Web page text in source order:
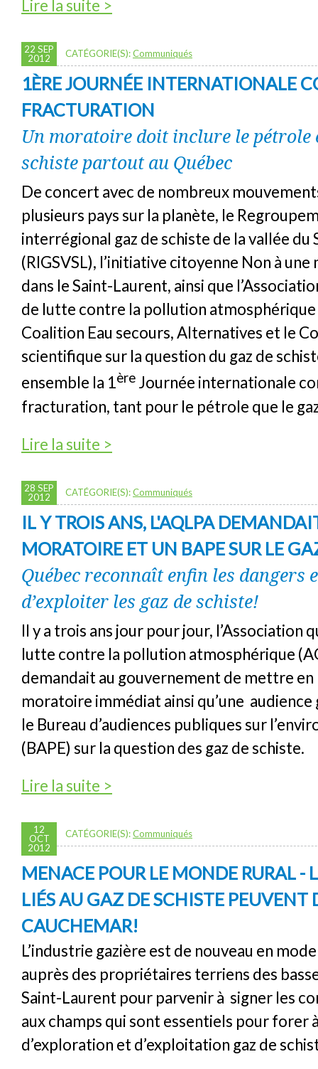
Lire la suite >
22 SEP
2012
CATÉGORIE(S):Communiqués
1ÈRE JOURNÉE INTERNATIONALE
FRACTURATION
Un moratoire doit inclure le pétrole
schiste partout au Québec
De concert avec de nombreux
plusieurs pays sur la planète, le
interrégional gaz de schiste de la vallée du
(RIGSVSL), l’initiative citoyenne Non à une
dans le Saint-Laurent, ainsi que
de lutte contre la pollution atmosphérique
Coalition Eau secours, Alternatives et le
scientifique sur la question du gaz de
ensemble la 1ère Journée internationale
fracturation, tant pour le pétrole que le
Lire la suite >
28 SEP
2012
CATÉGORIE(S):Communiqués
IL Y TROIS ANS, L'AQLPA
MORATOIRE ET UN BAPE SUR LE
Québec reconnaît enfin les dangers
d’exploiter les gaz de schiste!
Il y a trois ans jour pour jour, l’Association
lutte contre la pollution atmosphérique
demandait au gouvernement de mettre en
moratoire immédiat ainsi qu’une
le Bureau d’audiences publiques sur
(BAPE) sur la question des gaz de schiste.
Lire la suite >
12
OCT
2012
CATÉGORIE(S):Communiqués
MENACE POUR LE MONDE RURAL -
LIÉS AU GAZ DE SCHISTE PEUVENT
CAUCHEMAR!
L’industrie gazière est de nouveau en
auprès des propriétaires terriens des
Saint-Laurent pour parvenir à signer les
aux champs qui sont essentiels pour forer
d’exploration et d’exploitation gaz de